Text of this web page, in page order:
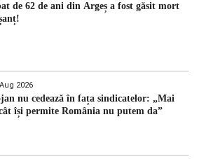
de 62 de ani din Argeș a fost găsit mort
2026
nu cedează în fața sindicatelor: „Mai
își permite România nu putem da”